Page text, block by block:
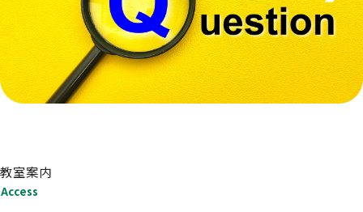
教室案内
Access